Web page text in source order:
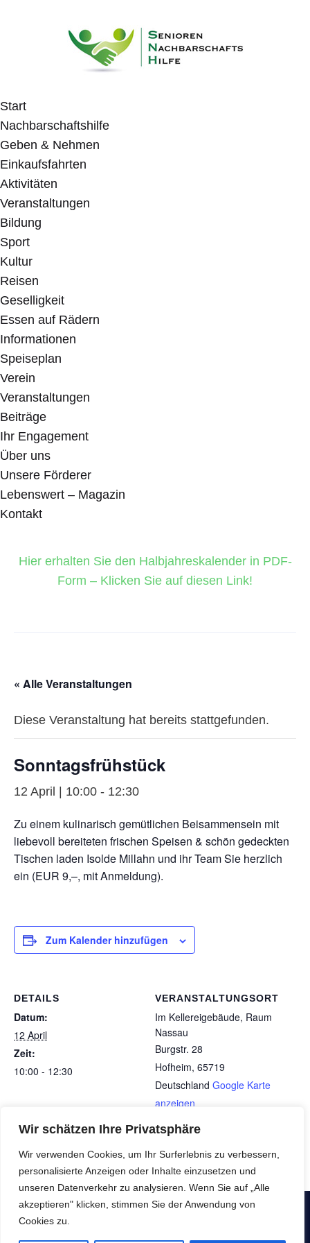
Wir schätzen Ihre Privatsphäre
Wir verwenden Cookies, um Ihr Surferlebnis zu verbessern,
personalisierte Anzeigen oder Inhalte einzusetzen und
unseren Datenverkehr zu analysieren. Wenn Sie auf „Alle
akzeptieren" klicken, stimmen Sie der Anwendung von
Cookies zu.
Start
Nachbarschaftshilfe
Geben & Nehmen
Einkaufsfahrten
Aktivitäten
Veranstaltungen
Bildung
Sport
Kultur
Reisen
Geselligkeit
Essen auf Rädern
Informationen
Speiseplan
Verein
Veranstaltungen
Beiträge
Ihr Engagement
Über uns
Unsere Förderer
Lebenswert – Magazin
Kontakt
Hier erhalten Sie den Halbjahreskalender in PDF-
Form – Klicken Sie auf diesen Link!
« Alle Veranstaltungen
Diese Veranstaltung hat bereits stattgefunden.
Sonntagsfrühstück
12 April | 10:00 - 12:30
Zu einem kulinarisch gemütlichen Beisammensein mit
liebevoll bereiteten frischen Speisen & schön gedeckten
Tischen laden Isolde Millahn und ihr Team Sie herzlich
ein (EUR 9,–, mit Anmeldung).
Zum Kalender hinzufügen
DETAILS
Datum:
12 April
Zeit:
10:00 - 12:30
VERANSTALTUNGSORT
Im Kellereigebäude, Raum
Nassau
Burgstr. 28
Hofheim, 65719
Deutschland Google Karte
anzeigen
Treff
Mehrtagesreise Bayerischer Wald 13.04. –
18.04.2026
Copyright © SeniorenNachbarschaftsHilfe e.V. - Alle Rechte